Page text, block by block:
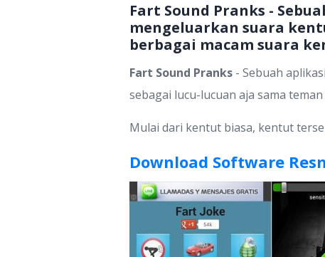
Fart Sound Pranks -
mengeluarkan suara
berbagai macam suara
Fart Sound Pranks - Sebuah
sebagai lucu-lucuan aja sama
Mulai dari kentut biasa, kentut
Download Software